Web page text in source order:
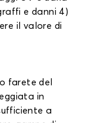
e danni 4)
il valore di
farete del
in
a